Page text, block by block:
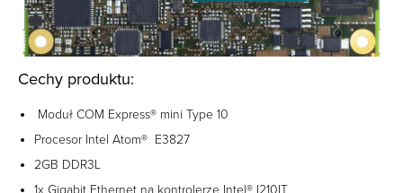
Cechy produktu:
Moduł COM Express® mini Type 10
Procesor Intel Atom® E3827
2GB DDR3L
1x Gigabit Ethernet na kontrolerze Intel® I210IT